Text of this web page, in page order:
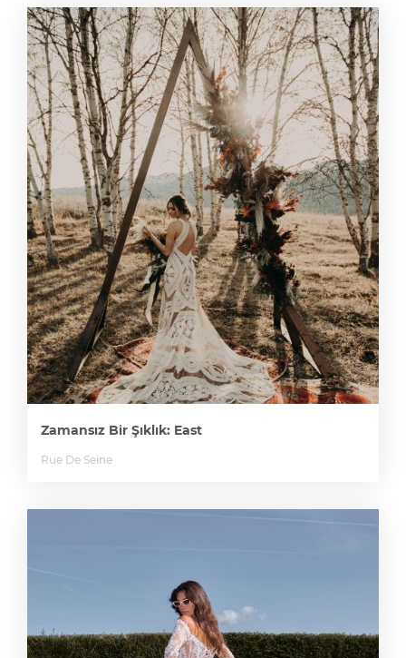
Zamansız Bir Şıklık: East
Rue De Seine